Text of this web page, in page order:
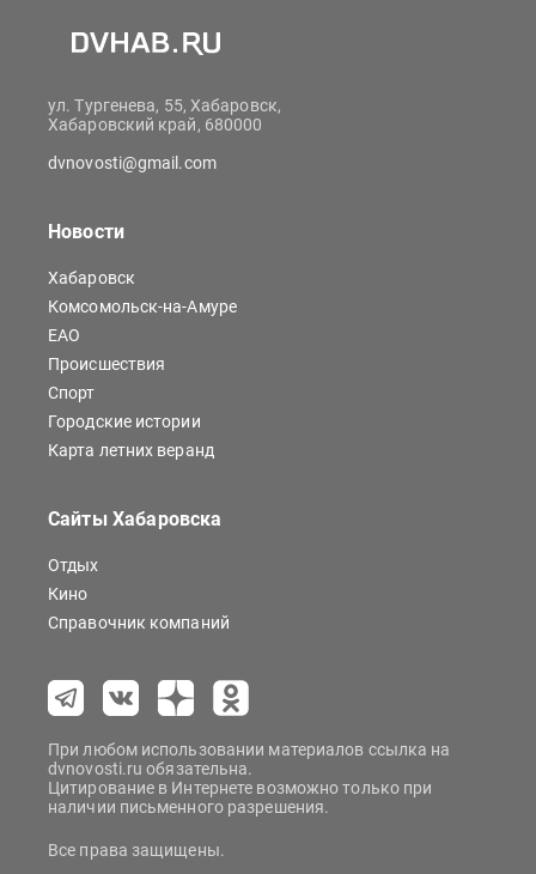
ул. Тургенева, 55, Хабаровск,
Хабаровский край, 680000
dvnovosti@gmail.com
Новости
Хабаровск
Комсомольск-на-Амуре
ЕАО
Происшествия
Спорт
Городские истории
Карта летних веранд
Сайты Хабаровска
Отдых
Кино
Справочник компаний
При любом использовании материалов ссылка на
dvnovosti.ru обязательна.
Цитирование в Интернете возможно только при
наличии письменного разрешения.
Все права защищены.